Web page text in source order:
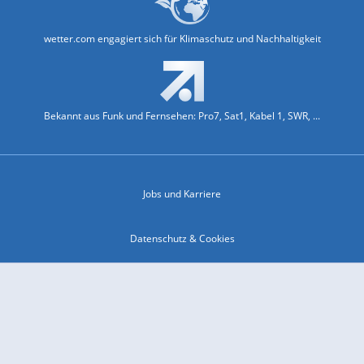
wetter.com engagiert sich für Klimaschutz und Nachhaltigkeit
Bekannt aus Funk und Fernsehen: Pro7, Sat1, Kabel 1, SWR, ...
Jobs und Karriere
Datenschutz & Cookies